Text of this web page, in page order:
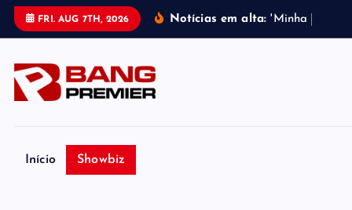
FRI. AUG 7TH, 2026 Notícias em alta: ' M inha
Início Showbiz